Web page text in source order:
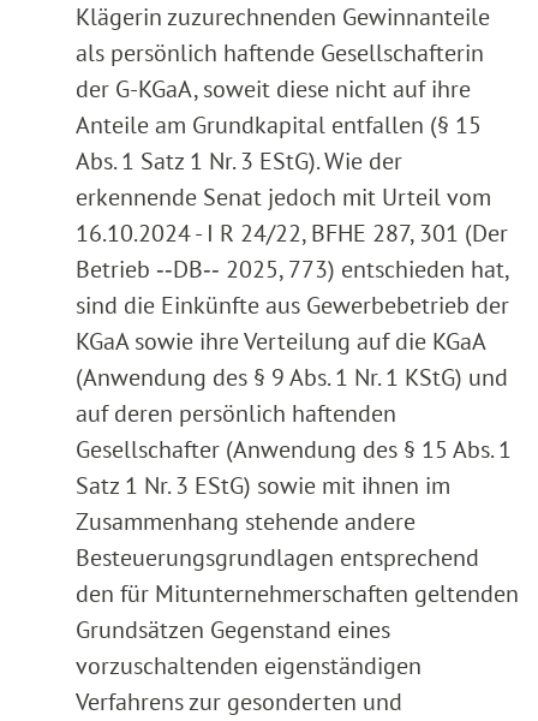
Klägerin zuzurechnenden Gewinnanteile
als persönlich haftende Gesellschafterin
der G-KGaA, soweit diese nicht auf ihre
Anteile am Grundkapital entfallen (§ 15
Abs. 1 Satz 1 Nr. 3 EStG). Wie der
erkennende Senat jedoch mit Urteil vom
16.10.2024 - I R 24/22, BFHE 287, 301 (Der
Betrieb ‑‑DB‑‑ 2025, 773) entschieden hat,
sind die Einkünfte aus Gewerbebetrieb der
KGaA sowie ihre Verteilung auf die KGaA
(Anwendung des § 9 Abs. 1 Nr. 1 KStG) und
auf deren persönlich haftenden
Gesellschafter (Anwendung des § 15 Abs. 1
Satz 1 Nr. 3 EStG) sowie mit ihnen im
Zusammenhang stehende andere
Besteuerungsgrundlagen entsprechend
den für Mitunternehmerschaften geltenden
Grundsätzen Gegenstand eines
vorzuschaltenden eigenständigen
Verfahrens zur gesonderten und